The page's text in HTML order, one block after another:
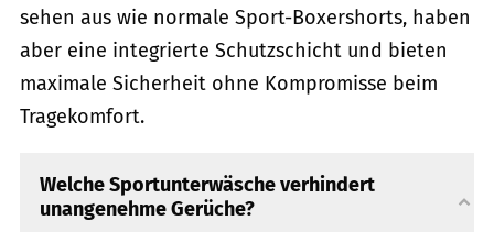
sehen aus wie normale Sport-Boxershorts, haben
aber eine integrierte Schutzschicht und bieten
maximale Sicherheit ohne Kompromisse beim
Tragekomfort.
Welche Sportunterwäsche verhindert
unangenehme Gerüche?